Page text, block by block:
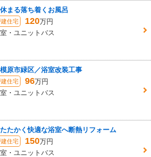
まる落ち着くお風呂
建住宅 120万円
・ユニットバス
原市緑区／浴室改装工事
建住宅 96万円
・ユニットバス
たかく快適な浴室へ断熱リフォーム
建住宅 150万円
・ユニットバス